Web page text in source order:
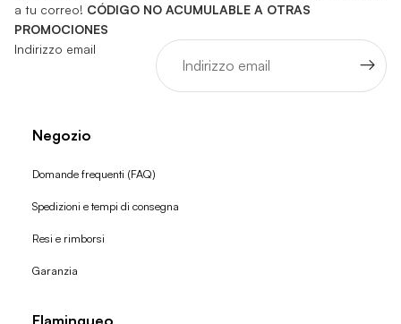
a tu correo! CÓDIGO NO ACUMULABLE A OTRAS
PROMOCIONES
Indirizzo email
Negozio
Domande frequenti (FAQ)
Spedizioni e tempi di consegna
Resi e rimborsi
Garanzia
Flamingueo